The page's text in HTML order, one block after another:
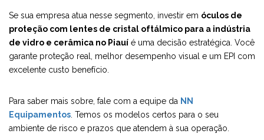
Se sua empresa atua nesse segmento, investir em óculos de
proteção com lentes de cristal oftálmico para a indústria
de vidro e cerâmica no Piauí é uma decisão estratégica. Você
garante proteção real, melhor desempenho visual e um EPI com
excelente custo benefício.
Para saber mais sobre, fale com a equipe da NN
Equipamentos . Temos os modelos certos para o seu
ambiente de risco e prazos que atendem à sua operação.